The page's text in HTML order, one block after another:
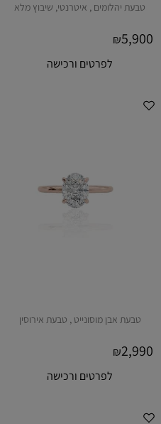
טבעת יהלומים , איטרנטי, שיבוץ מלא
₪5,900
לפרטים ורכישה
טבעת אבן מוסונייט , טבעת אירוסין
₪2,990
לפרטים ורכישה